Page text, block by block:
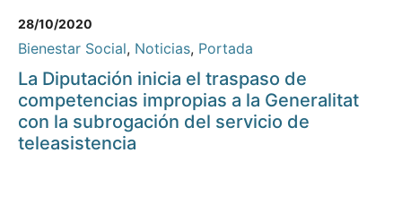
28/10/2020
Bienestar Social, Noticias, Portada
La Diputación inicia el traspaso de
competencias impropias a la Generalitat
con la subrogación del servicio de
teleasistencia